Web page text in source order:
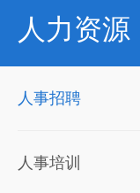
人力资源
人事招聘
人事培训